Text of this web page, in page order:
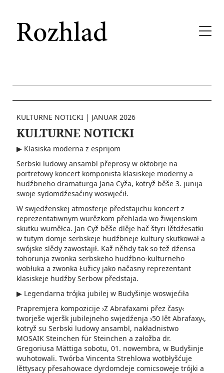
KULTURNE NOTICKI | JANUAR 2026
KULTURNE NOTICKI
▶ Klasiska moderna z esprijom
Serbski ludowy ansambl přeprosy w oktobrje na
portretowy koncert komponista klasiskeje moderny a
hudźbneho dramaturga Jana Cyža, kotryž běše 3. junija
swoje sydomdźesaćiny woswjećił.
W swjedźenskej atmosferje předstajichu koncert z
reprezentatiwnym wurězkom přehlada wo žiwjenskim
skutku wuměłca. Jan Cyž běše dlěje hač štyri lětdźesatki
w tutym domje serbskeje hudźbneje kultury skutkował a
swójske slědy zawostajił. Kaž něhdy tak so tež dźensa
tohorunja zwonka serbskeho hudźbno-kulturneho
wobłuka a zwonka Łužicy jako načasny reprezentant
klasiskeje hudźby Serbow předstaja.
▶ Legendarna trójka jubilej w Budyšinje woswjećiła
Prapremjera kompozicije ›Z Abrafaxami přez časy‹
tworješe wjeršk jubilejneho swjedźenja ›50 lět Abrafaxy‹,
kotryž su Serbski ludowy ansambl, nakładnistwo
MOSAIK­ Steinchen für Steinchen a załožba dr.
Gregoriusa Mättiga sobotu, 01. nowembra, w Budyšinje
wuhotowali. Twórba Vincenta Strehlowa wotbłyšćuje
lěttysacy přesahowace dyrdomdeje comicsoweje trójki a